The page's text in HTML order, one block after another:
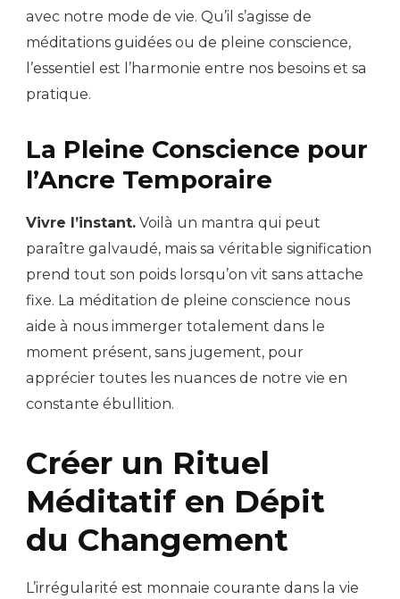
avec notre mode de vie. Qu’il s’agisse de
méditations guidées ou de pleine conscience,
l’essentiel est l’harmonie entre nos besoins et sa
pratique.
La Pleine Conscience pour
l’Ancre Temporaire
Vivre l’instant. Voilà un mantra qui peut
paraître galvaudé, mais sa véritable signification
prend tout son poids lorsqu’on vit sans attache
fixe. La méditation de pleine conscience nous
aide à nous immerger totalement dans le
moment présent, sans jugement, pour
apprécier toutes les nuances de notre vie en
constante ébullition.
Créer un Rituel
Méditatif en Dépit
du Changement
L’irrégularité est monnaie courante dans la vie